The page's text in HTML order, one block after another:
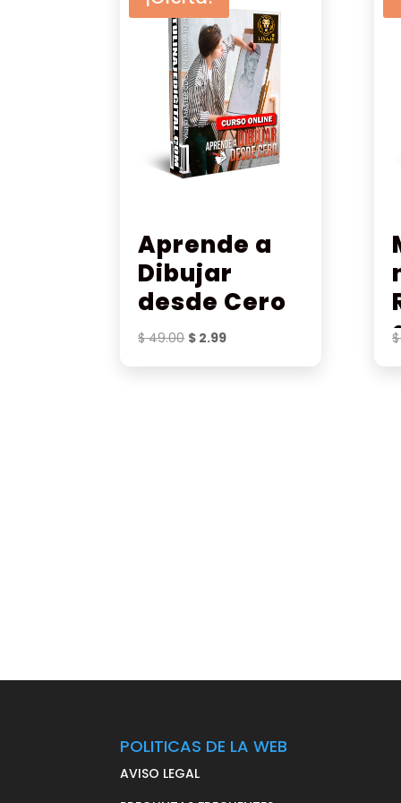
Aprende a
Dibujar
desde Cero
$49.00 El
$ 2.99El
$
POLITICAS DE LA WEB
AVISO LEGAL